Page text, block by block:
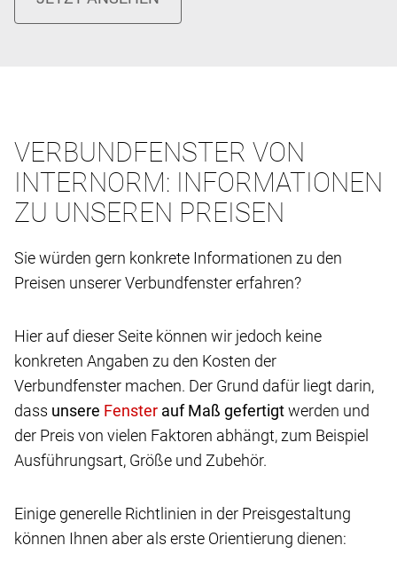
VERBUNDFENSTER VON
INTERNORM: INFORMATIONEN
ZU UNSEREN PREISEN
Sie würden gern konkrete Informationen zu den
Preisen unserer Verbundfenster erfahren?
Hier auf dieser Seite können wir jedoch keine
konkreten Angaben zu den Kosten der
Verbundfenster machen. Der Grund dafür liegt darin,
dass unsere auf Maß gefertigtwerden und
der Preis von vielen Faktoren abhängt, zum Beispiel
Ausführungsart, Größe und Zubehör.
Einige generelle Richtlinien in der Preisgestaltung
können Ihnen aber als erste Orientierung dienen: